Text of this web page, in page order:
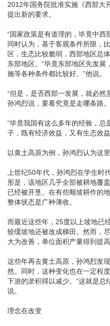
2012年国务院批准实施《西部大
提出新的要求。
“国家政策是有道理的，毕竟中西
同时认为，基于客观条件所限，
区，生态比较脆弱，西部地区总
东部地区。“毕竟东部地区先发
施等各种条件都比较好。”他说。
“但是，是否西部一发展，就必然
孙鸿烈说，要看究竟是走哪条路。
“毕竟我国有这么多年的经验，总
子，既有经济效益，又有生态效益
以黄土高原为例，孙鸿烈认为这
上世纪50年代，孙鸿烈在学生时
形是，该地区几乎全部被耕地覆
已经被开垦。在有些顺坡耕作的
整体状态是广种薄收。
而最近这些年，25度以上坡地已
较缓坡地还被改成梯田。然而，
大为改善，单位面积产量得到提高
这些年再去黄土高原，孙鸿烈发
然。同时，这种变化也在一定程
下游的淤积得以减少。“这就是总
说。
理念在改变